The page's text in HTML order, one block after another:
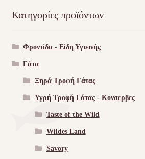
Κατηγορίες προϊόντων
Φροντίδα - Είδη Υγιεινής
Γάτα
Ξηρά Τροφή Γάτας
Υγρή Τροφή Γάτας - Kονσερβες
Taste of the Wild
Wildes Land
Savory